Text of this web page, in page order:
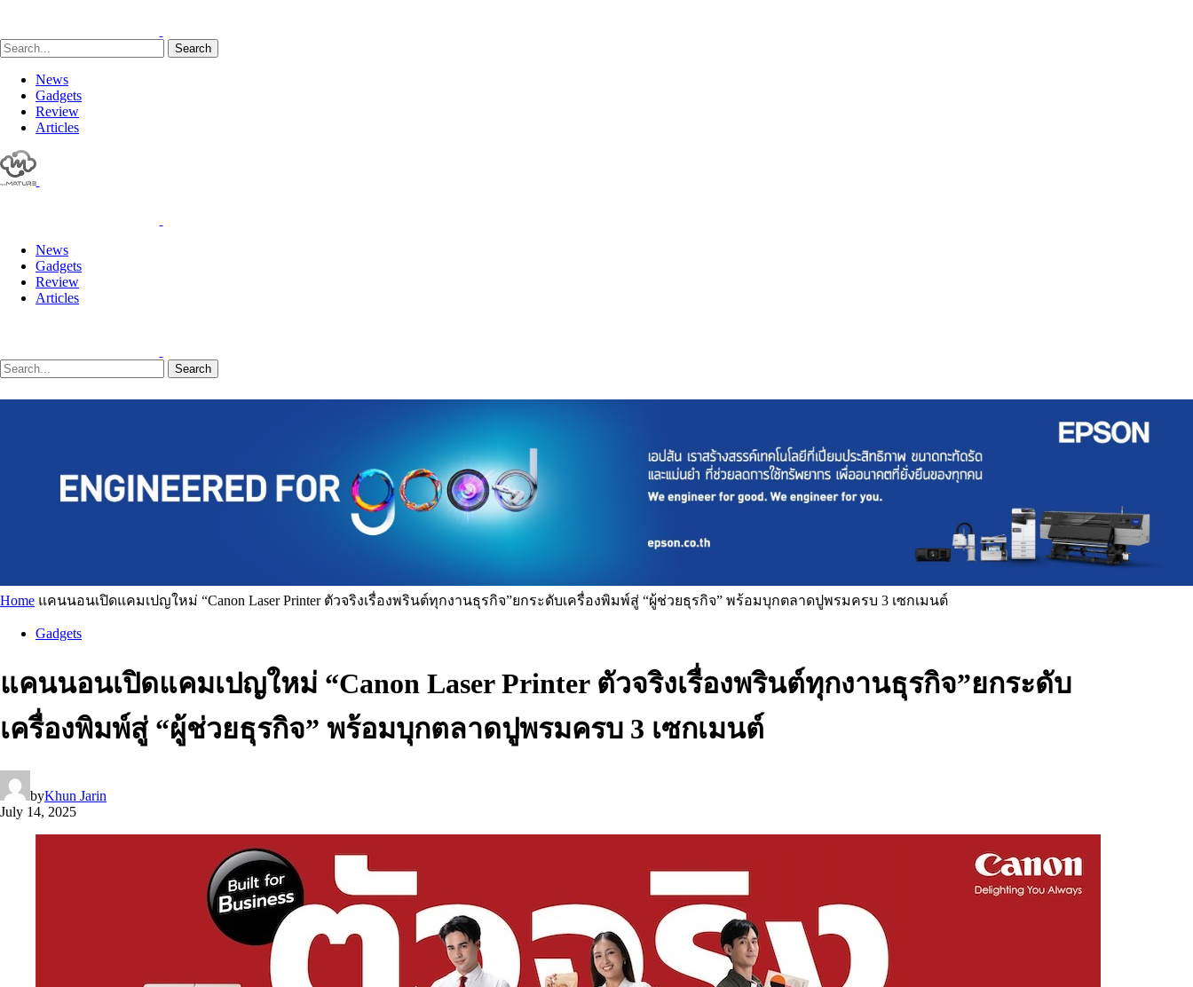
Search
News
Gadgets
Review
Articles
News
Gadgets
Review
Articles
Search
Home แคนนอนเปิดแคมเปญใหม่ “Canon Laser Printer ตัวจริงเรื่องพรินต์ทุกงานธุรกิจ”ยกระดับเครื่องพิมพ์สู่ “ผู้ช่วยธุรกิจ” พร้อมบุกตลาดปูพรมครบ 3 เซกเมนต์
Gadgets
แคนนอนเปิดแคมเปญใหม่ “Canon Laser Printer ตัวจริงเรื่องพรินต์ทุกงานธุรกิจ”ยกระดับ
เครื่องพิมพ์สู่ “ผู้ช่วยธุรกิจ” พร้อมบุกตลาดปูพรมครบ 3 เซกเมนต์
byKhun Jarin
July 14, 2025